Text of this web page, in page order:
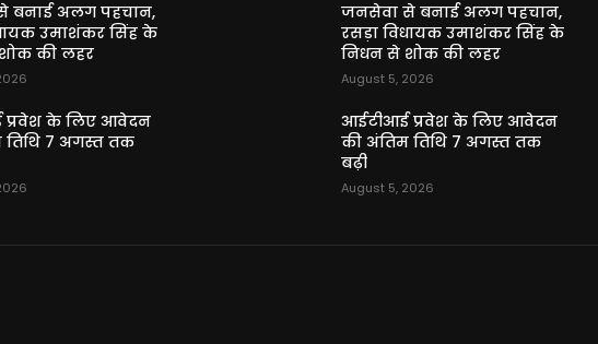
बनाई अलग पहचान,
उमाशंकर सिंह के
की लहर
के लिए आवेदन
तिथि 7 अगस्त तक
जनसेवा से बनाई अलग पहचान,
रसड़ा विधायक उमाशंकर सिंह के
निधन से शोक की लहर
August 5, 2026
आईटीआई प्रवेश के लिए आवेदन
की अंतिम तिथि 7 अगस्त तक
बढ़ी
August 5, 2026